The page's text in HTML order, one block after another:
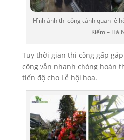
Hình ảnh thi công cảnh quan lễ
Kiếm – Hà
Tuy thời gian thi công gấp
công vẫn nhanh chóng hoàn
tiến độ cho Lễ hội hoa.